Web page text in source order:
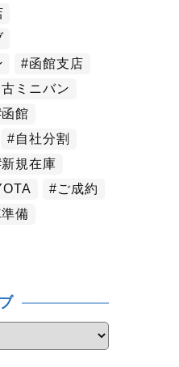
函館支店
ミニバン
函館
自社分割
新規在庫
ご成約
備